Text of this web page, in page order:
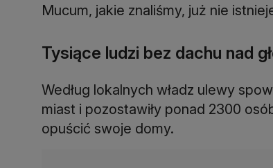
Mucum, jakie znaliśmy, już nie
Tysiące ludzi bez dachu nad
Według lokalnych władz ulewy
miast i pozostawiły ponad 2300
opuścić swoje domy.